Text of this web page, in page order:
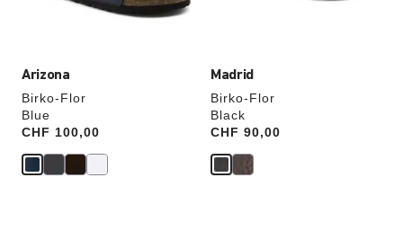
Arizona
Birko-Flor
Blue
Price:
CHF 100,00
Madrid
Birko-Flor
Black
Price:
CHF 90,00